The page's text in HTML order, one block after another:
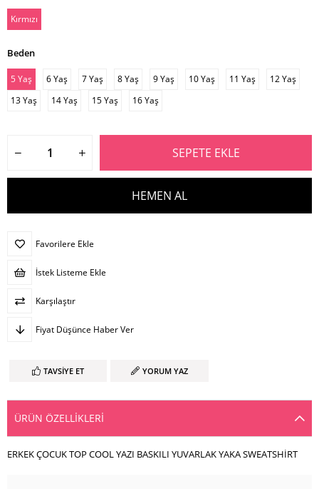
Kırmızı
Beden
5 Yaş 6 Yaş 7 Yaş 8 Yaş 9 Yaş 10 Yaş 11 Yaş
12 Yaş
13 Yaş
14 Yaş 15 Yaş 16 Yaş
Favorilere Ekle
İstek Listeme Ekle
Karşılaştır
Fiyat Düşünce Haber Ver
TAVSIYE ET YORUM YAZ
ÜRÜN ÖZELLIKLERI
ERKEK ÇOCUK TOP COOL YAZI BASKILI YUVARLAK YAKA SWEATSHİRT